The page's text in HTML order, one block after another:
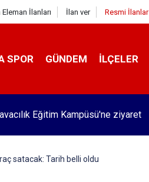
İlanları İlan ver Resmi İlanlar
SPOR GÜNDEM İLÇELER
esnaf ziyareti
satacak: Tarih belli oldu